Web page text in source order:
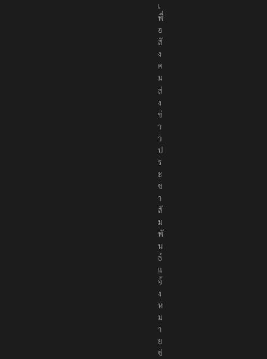
เ
พื่
อ
สั
ง
ค
ม
ส่
ง
ข่
า
ว
ป
ร
ะ
ช
า
สั
ม
พั
น
ธ์
แ
จ้
ง
ห
ม
า
ย
ข่